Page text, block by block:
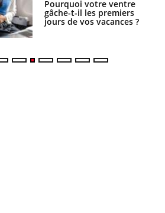
Pourquoi manger moins
de protéines pourrait
finalement être bénéfique